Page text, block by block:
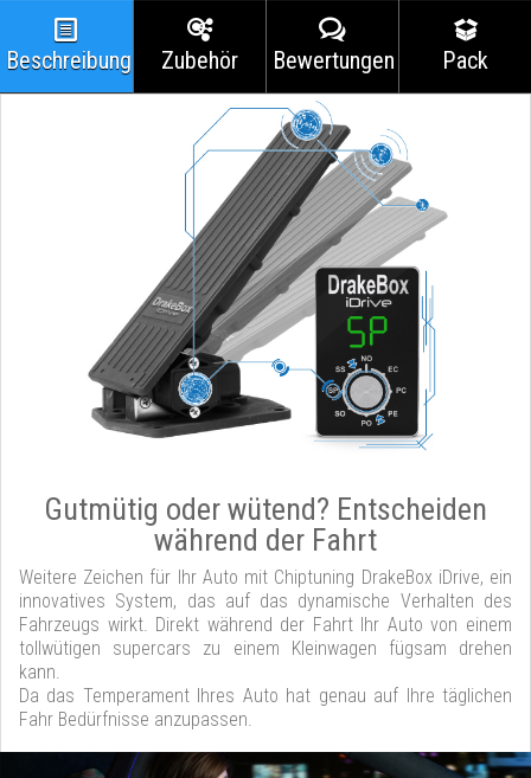
Beschreibung Zubehör Bewertungen Pack
Gutmütig oder wütend? Entscheiden
während der Fahrt
Weitere Zeichen für Ihr Auto mit Chiptuning DrakeBox iDrive, ein
innovatives System, das auf das dynamische Verhalten des
Fahrzeugs wirkt. Direkt während der Fahrt Ihr Auto von einem
tollwütigen supercars zu einem Kleinwagen fügsam drehen
kann.
Da das Temperament Ihres Auto hat genau auf Ihre täglichen
Fahr Bedürfnisse anzupassen.